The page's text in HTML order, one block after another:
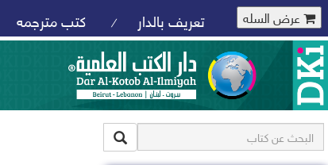
عرض السله تعريف بالدار / كتب مترجمه